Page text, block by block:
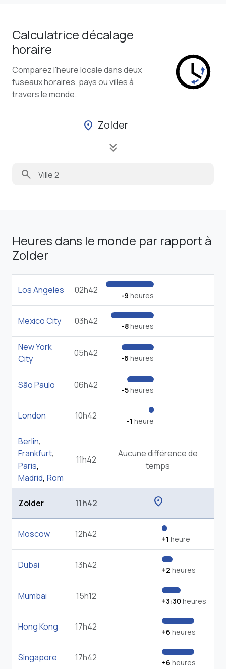
Calculatrice décalage
horaire
Comparez l'heure locale dans deux
fuseaux horaires, pays ou villes à
travers le monde.
location_on Zolder
keyboard_double_arrow_down
search
Heures dans le monde par rapport à
Zolder
Los Angeles 02h42 -9 heures
Mexico City 03h42 -8heures
New York
City
05h42 -6 heures
São Paulo 06h42 -5heures
London 10h42 -1 heure
Berlin,
Frankfurt,
Paris,
Madrid, Rom
11h42
Aucune différence de
temps
Zolder 11h42 location_on
Moscow 12h42 +1 heure
Dubai 13h42 +2 heures
Mumbai 15h12 +3:30 heures
Hong Kong 17h42 +6 heures
Singapore 17h42 +6 heures